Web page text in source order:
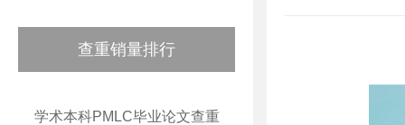
查重销量排行
学术本科PMLC毕业论文查重